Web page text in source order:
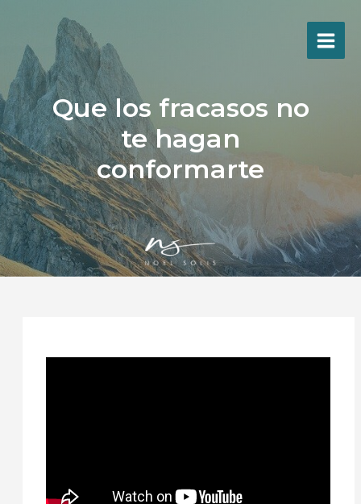
contenido
Que los fracasos no
te hagan
conformarte